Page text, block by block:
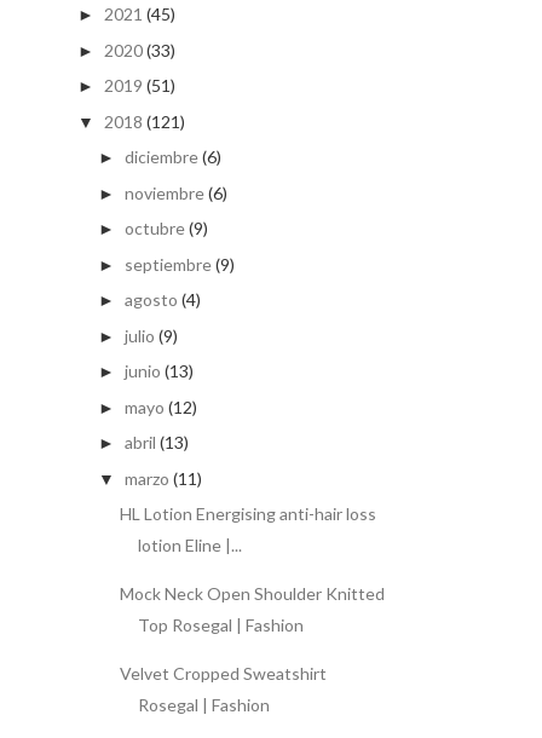
► 2021 (45)
► 2020(33)
► 2019 (51)
▼ 2018 (121)
► diciembre(6)
► noviembre(6)
► octubre(9)
► septiembre(9)
► agosto (4)
► julio (9)
► junio (13)
► mayo (12)
► abril (13)
▼ marzo (11)
HL Lotion Energising anti-hair loss
lotion Eline |...
Mock Neck Open Shoulder Knitted
Top Rosegal | Fashion
Velvet Cropped Sweatshirt
Rosegal | Fashion